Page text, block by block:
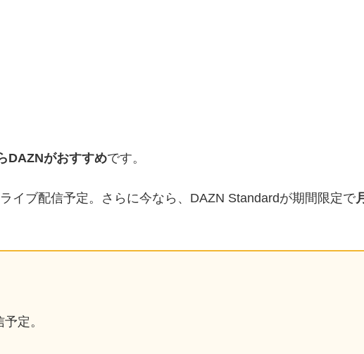
DAZNがおすすめです。
イブ配信予定。さらに今なら、DAZN Standardが期間限定で
定。